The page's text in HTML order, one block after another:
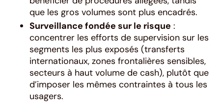
que les gros volumes sont plus encadrés.
Surveillance fondée sur le risque :
concentrer les efforts de supervision sur les
segments les plus exposés (transferts
internationaux, zones frontalières sensibles,
secteurs à haut volume de cash), plutôt que
d’imposer les mêmes contraintes à tous les
usagers.